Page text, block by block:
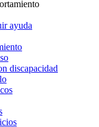
ayuda
discapacidad